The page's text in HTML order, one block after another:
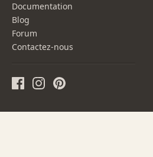
Documentation
Blog
Forum
Contactez-nous